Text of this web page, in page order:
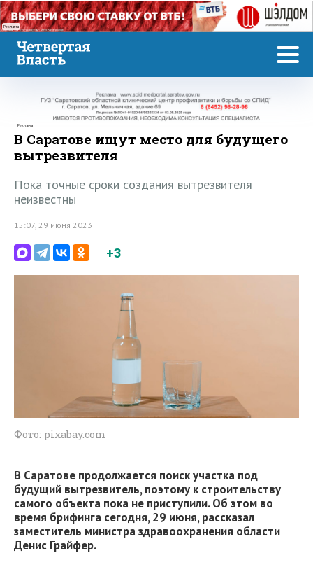
Реклама
Реклама
В Саратове ищут место для будущего
вытрезвителя
Пока точные сроки создания вытрезвителя
неизвестны
15:07, 29 июня 2023
+3
Фото: pixabay.com
В Саратове продолжается поиск участка под
будущий вытрезвитель, поэтому к строительству
самого объекта пока не приступили. Об этом во
время брифинга сегодня, 29 июня, рассказал
заместитель министра здравоохранения области
Денис Грайфер.